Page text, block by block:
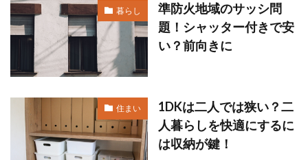
暮らし
準防火地域のサッシ問
題！シャッター付きで安
い？前向きに
住まい
1DKは二人では狭い？二
人暮らしを快適にするに
は収納が鍵！